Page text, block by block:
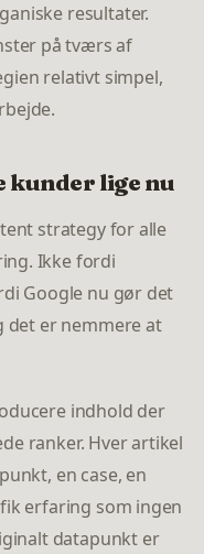
resultater.
på tværs af
relativt simpel,
kunder lige nu
strategy for alle
Ikke fordi
Google nu gør det
det er nemmere at
indhold der
ranker. Hver artikel
en case, en
erfaring som ingen
datapunkt er